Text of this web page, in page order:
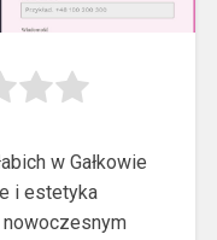
w Gałkowie
i estetyka